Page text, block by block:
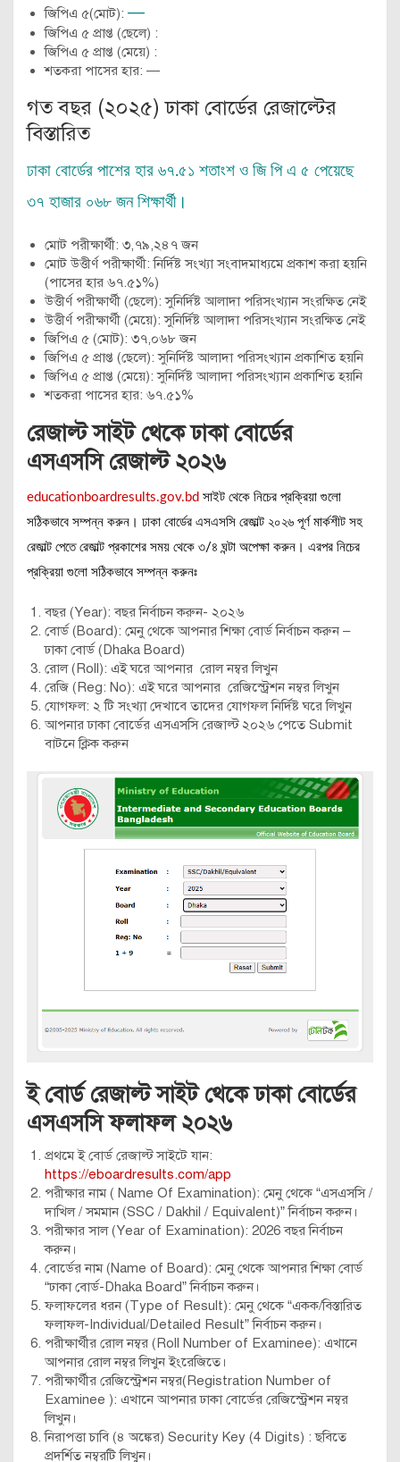
জিপিএ ৫(মোট): —
জিপিএ ৫ প্রাপ্ত (ছেলে) :
জিপিএ ৫ প্রাপ্ত (মেয়ে) :
শতকরা পাসের হার: —
গত বছর (২০২৫) ঢাকা বোর্ডের রেজাল্টের
বিস্তারিত
ঢাকা বোর্ডের পাশের হার ৬৭.৫১ শতাংশ ও জি পি এ ৫ পেয়েছে
৩৭ হাজার ০৬৮ জন শিক্ষার্থী।
মোট পরীক্ষার্থী: ৩,৭৯,২৪৭ জন
মোট উত্তীর্ণ পরীক্ষার্থী: নির্দিষ্ট সংখ্যা সংবাদমাধ্যমে প্রকাশ করা হয়নি
(পাসের হার ৬৭.৫১%)
উত্তীর্ণ পরীক্ষার্থী (ছেলে): সুনির্দিষ্ট আলাদা পরিসংখ্যান সংরক্ষিত নেই
উত্তীর্ণ পরীক্ষার্থী (মেয়ে): সুনির্দিষ্ট আলাদা পরিসংখ্যান সংরক্ষিত নেই
জিপিএ ৫ (মোট): ৩৭,০৬৮ জন
জিপিএ ৫ প্রাপ্ত (ছেলে): সুনির্দিষ্ট আলাদা পরিসংখ্যান প্রকাশিত হয়নি
জিপিএ ৫ প্রাপ্ত (মেয়ে): সুনির্দিষ্ট আলাদা পরিসংখ্যান প্রকাশিত হয়নি
শতকরা পাসের হার: ৬৭.৫১%
রেজাল্ট সাইট থেকে ঢাকা বোর্ডের
এসএসসি রেজাল্ট ২০২৬
educationboardresults.gov.bd সাইট থেকে নিচের প্রক্রিয়া গুলো
সঠিকভাবে সম্পন্ন করুন। ঢাকা বোর্ডের এসএসসি রেজাল্ট ২০২৬ পূর্ণ মার্কশীট সহ
রেজাল্ট পেতে রেজাল্ট প্রকাশের সময় থেকে ৩/৪ ঘন্টা অপেক্ষা করুন। এরপর নিচের
প্রক্রিয়া গুলো সঠিকভাবে সম্পন্ন করুনঃ
বছর (Year): বছর নির্বাচন করুন- ২০২৬
বোর্ড (Board): মেনু থেকে আপনার শিক্ষা বোর্ড নির্বাচন করুন –
ঢাকা বোর্ড (Dhaka Board)
রোল (Roll): এই ঘরে আপনার রোল নম্বর লিখুন
রেজি (Reg: No): এই ঘরে আপনার রেজিস্ট্রেশন নম্বর লিখুন
যোগফল: ২ টি সংখ্যা দেখাবে তাদের যোগফল নির্দিষ্ট ঘরে লিখুন
আপনার ঢাকা বোর্ডের এসএসসি রেজাল্ট ২০২৬ পেতে Submit
বাটনে ক্লিক করুন
ই বোর্ড রেজাল্ট সাইট থেকে ঢাকা বোর্ডের
এসএসসি ফলাফল ২০২৬
প্রথমে ই বোর্ড রেজাল্ট সাইটে যান:
https://eboardresults.com/app
পরীক্ষার নাম ( Name Of Examination): মেনু থেকে “এসএসসি /
দাখিল / সমমান (SSC / Dakhil / Equivalent)” নির্বাচন করুন।
পরীক্ষার সাল (Year of Examination): 2026 বছর নির্বাচন
করুন।
বোর্ডের নাম (Name of Board): মেনু থেকে আপনার শিক্ষা বোর্ড
“ঢাকা বোর্ড-Dhaka Board” নির্বাচন করুন।
ফলাফলের ধরন (Type of Result): মেনু থেকে “একক/বিস্তারিত
ফলাফল-Individual/Detailed Result” নির্বাচন করুন।
পরীক্ষার্থীর রোল নম্বর (Roll Number of Examinee): এখানে
আপনার রোল নম্বর লিখুন ইংরেজিতে।
পরীক্ষার্থীর রেজিস্ট্রেশন নম্বর(Registration Number of
Examinee ): এখানে আপনার ঢাকা বোর্ডের রেজিস্ট্রেশন নম্বর
লিখুন।
নিরাপত্তা চাবি (৪ অঙ্কের) Security Key (4 Digits) : ছবিতে
প্রদর্শিত নম্বরটি লিখুন।